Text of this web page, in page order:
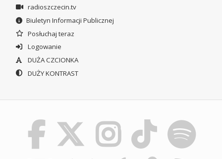
radioszczecin.tv
Biuletyn Informacji Publicznej
Posłuchaj teraz
Logowanie
DUŻA CZCIONKA
DUŻY KONTRAST